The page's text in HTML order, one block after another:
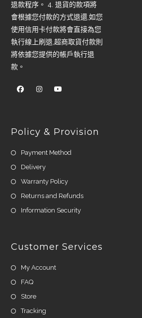
退款程序。 4. 退貨的款項將
會根據您付款的方式退還,如您
使用信用卡付款將會直接為您
執行線上刷退,超商取貨付款則
將依據您提供的帳戶執行退
款。
Policy & Provision
Payment Method
Delivery
Warranty Policy
Returns and Refunds
Information Security
Customer Services
My Account
FAQ
Store
Tracking